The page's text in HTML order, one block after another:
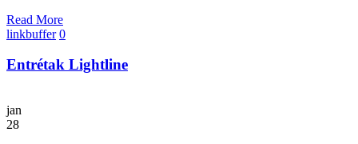
Read More
linkbuffer 0
Entrétak Lightline
jan
28